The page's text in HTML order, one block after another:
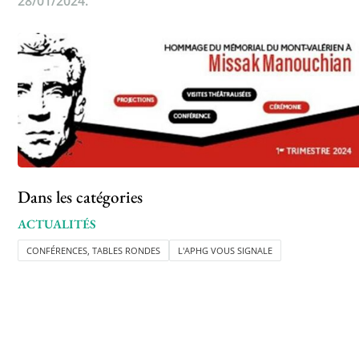
Dans les catégories
ACTUALITÉS
CONFÉRENCES, TABLES RONDES L'APHG VOUS SIGNALE